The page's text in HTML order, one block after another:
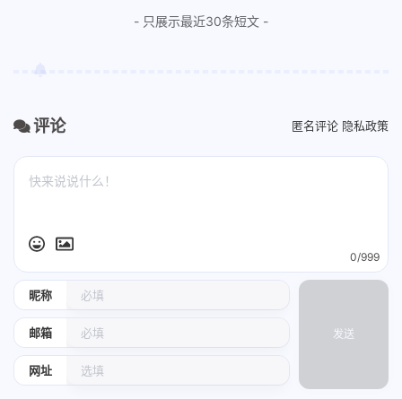
- 只展示最近30条短文 -
评论 匿名评论 隐私政策
昵称
邮箱
网址
0/999
发送